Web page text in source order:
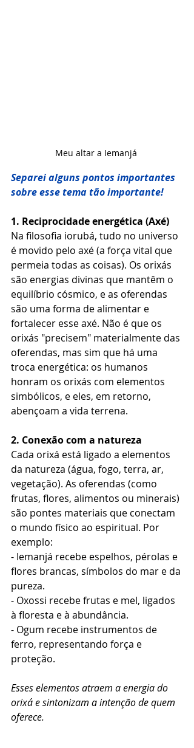
Meu altar a Iemanjá
Separei alguns pontos importantes
sobre esse tema tão importante!
1. Reciprocidade energética (Axé)
Na filosofia iorubá, tudo no universo
é movido pelo axé (a força vital que
permeia todas as coisas). Os orixás
são energias divinas que mantêm o
equilíbrio cósmico, e as oferendas
são uma forma de alimentar e
fortalecer esse axé. Não é que os
orixás "precisem" materialmente das
oferendas, mas sim que há uma
troca energética: os humanos
honram os orixás com elementos
simbólicos, e eles, em retorno,
abençoam a vida terrena.
2. Conexão com a natureza
Cada orixá está ligado a elementos
da natureza (água, fogo, terra, ar,
vegetação). As oferendas (como
frutas, flores, alimentos ou minerais)
são pontes materiais que conectam
o mundo físico ao espiritual. Por
exemplo:
- Iemanjá recebe espelhos, pérolas e
flores brancas, símbolos do mar e da
pureza.
- Oxossi recebe frutas e mel, ligados
à floresta e à abundância.
- Ogum recebe instrumentos de
ferro, representando força e
proteção.
Esses elementos atraem a energia do
orixá e sintonizam a intenção de quem
oferece.